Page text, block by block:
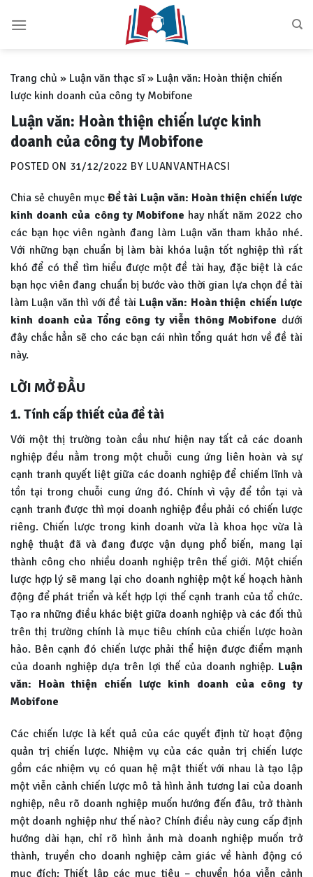
Trang chủ » Luận văn thạc sĩ» Luận văn: Hoàn thiện chiến
lược kinh doanh của công ty Mobifone
Luận văn: Hoàn thiện chiến lược kinh
doanh của công ty Mobifone
POSTED ON 31/12/2022 BY LUANVANTHACSI
Chia sẻ chuyên mục Đề tài Luận văn: Hoàn thiện chiến lược
kinh doanh của công ty Mobifone hay nhất năm 2022 cho
các bạn học viên ngành đang làm Luận văn tham khảo nhé.
Với những bạn chuẩn bị làm bài khóa luận tốt nghiệp thì rất
khó để có thể tìm hiểu được một đề tài hay, đặc biệt là các
bạn học viên đang chuẩn bị bước vào thời gian lựa chọn đề tài
làm Luận văn thì với đề tài Luận văn: Hoàn thiện chiến lược
kinh doanh của Tổng công ty viễn thông Mobifone dưới
đây chắc hẳn sẽ cho các bạn cái nhìn tổng quát hơn về đề tài
này.
LỜI MỞ ĐẦU
1. Tính cấp thiết của đề tài
Với một thị trường toàn cầu như hiện nay tất cả các doanh
nghiệp đều nằm trong một chuỗi cung ứng liên hoàn và sự
cạnh tranh quyết liệt giữa các doanh nghiệp để chiếm lĩnh và
tồn tại trong chuỗi cung ứng đó. Chính vì vậy để tồn tại và
cạnh tranh được thì mọi doanh nghiệp đều phải có chiến lược
riêng. Chiến lược trong kinh doanh vừa là khoa học vừa là
nghệ thuật đã và đang được vận dụng phổ biến, mang lại
thành công cho nhiều doanh nghiệp trên thế giới. Một chiến
lược hợp lý sẽ mang lại cho doanh nghiệp một kế hoạch hành
động để phát triển và kết hợp lợi thế cạnh tranh của tổ chức.
Tạo ra những điều khác biệt giữa doanh nghiệp và các đối thủ
trên thị trường chính là mục tiêu chính của chiến lược hoàn
hảo. Bên cạnh đó chiến lược phải thể hiện được điểm mạnh
của doanh nghiệp dựa trên lợi thế của doanh nghiệp. Luận
văn: Hoàn thiện chiến lược kinh doanh của công ty
Mobifone
Các chiến lược là kết quả của các quyết định từ hoạt động
quản trị chiến lược. Nhiệm vụ của các quản trị chiến lược
gồm các nhiệm vụ có quan hệ mật thiết với nhau là tạo lập
một viễn cảnh chiến lược mô tả hình ảnh tương lai của doanh
nghiệp, nêu rõ doanh nghiệp muốn hướng đến đâu, trở thành
một doanh nghiệp như thế nào? Chính điều này cung cấp định
hướng dài hạn, chỉ rõ hình ảnh mà doanh nghiệp muốn trở
thành, truyền cho doanh nghiệp cảm giác về hành động có
mục đích; Thiết lập các mục tiêu – chuyển hóa viễn cảnh